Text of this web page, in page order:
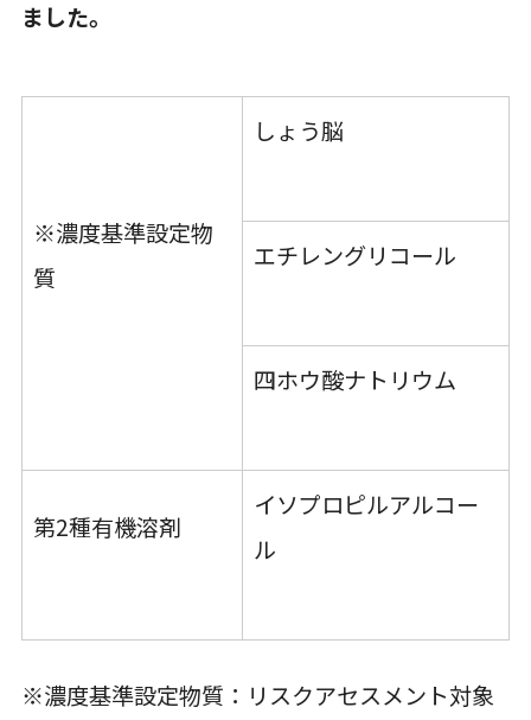
ました。
※濃度基準設定物
質
しょう脳
エチレングリコール
四ホウ酸ナトリウム
第2種有機溶剤
イソプロピルアルコー
ル
※濃度基準設定物質：リスクアセスメント対象